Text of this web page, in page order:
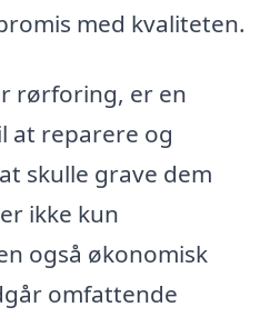
med kvaliteten.
rørforing, er en
at reparere og
skulle grave dem
ikke kun
også økonomisk
omfattende